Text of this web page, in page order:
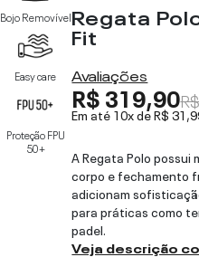
Bojo Removível
Easy care
Proteção FPU
50+
Regata
Fit
Avaliações
R$ 319,90
Em até 10x deR$
A Regata Polo possui
corpo e fechamento
adicionam
para práticas como
padel.
Veja descrição